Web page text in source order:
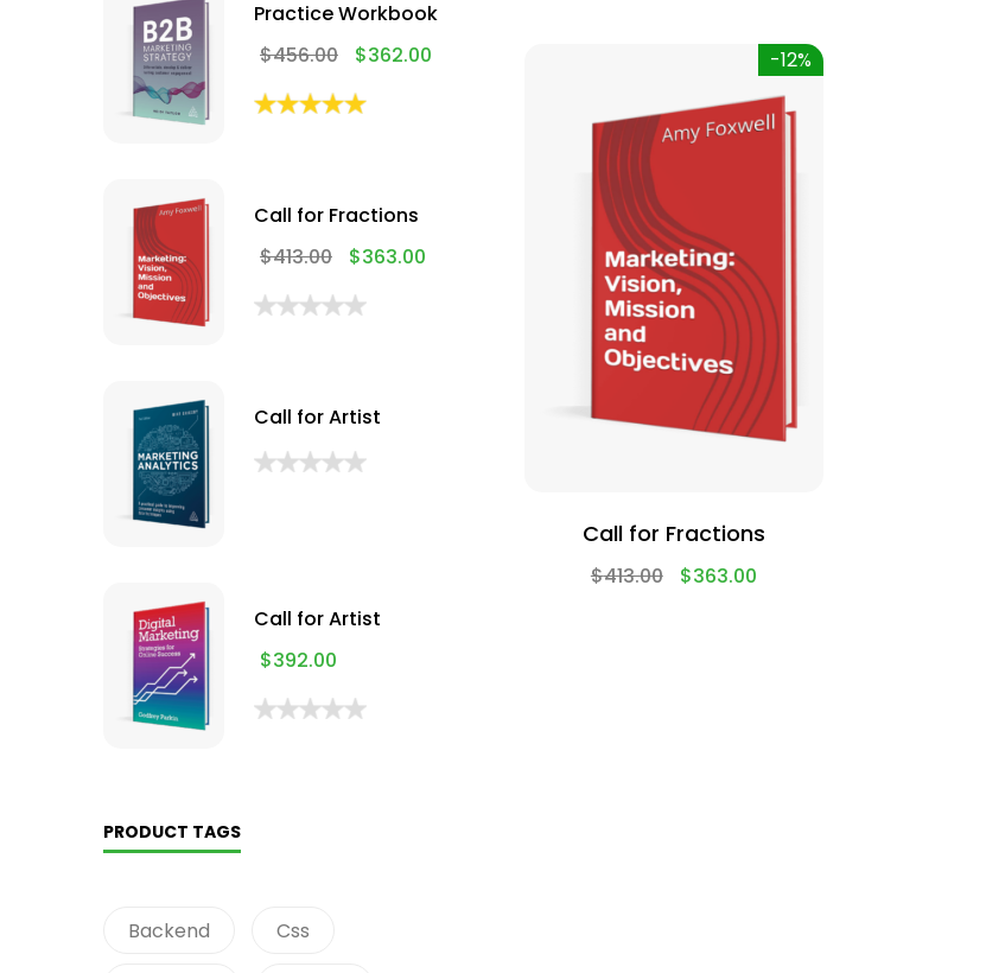
Practice Workbook
$456.00 $362.00
Call for Fractions
$413.00 $363.00
Call for Artist
Call for Artist
$392.00
PRODUCT TAGS
Backend Css
-12%
Call for Fractions
$413.00 $363.00